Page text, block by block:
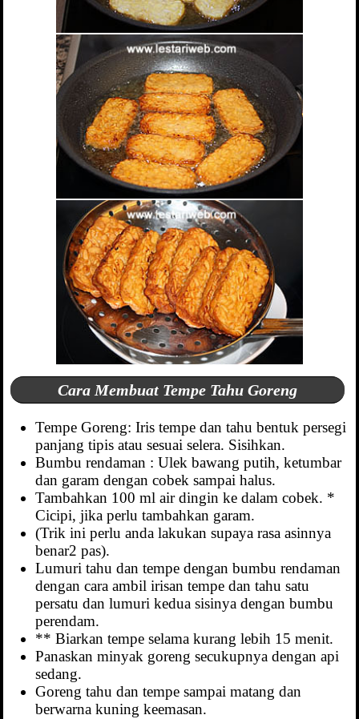
Cara Membuat Tempe Tahu Goreng
Tempe Goreng: Iris tempe dan tahu bentuk persegi
panjang tipis atau sesuai selera. Sisihkan.
Bumbu rendaman : Ulek bawang putih, ketumbar
dan garam dengan cobek sampai halus.
Tambahkan 100 ml air dingin ke dalam cobek. *
Cicipi, jika perlu tambahkan garam.
(Trik ini perlu anda lakukan supaya rasa asinnya
benar2 pas).
Lumuri tahu dan tempe dengan bumbu rendaman
dengan cara ambil irisan tempe dan tahu satu
persatu dan lumuri kedua sisinya dengan bumbu
perendam.
** Biarkan tempe selama kurang lebih 15 menit.
Panaskan minyak goreng secukupnya dengan api
sedang.
Goreng tahu dan tempe sampai matang dan
berwarna kuning keemasan.